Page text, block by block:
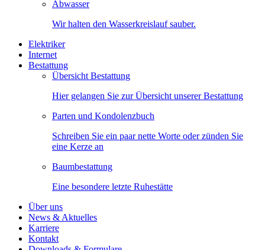
Abwasser
Wir halten den Wasserkreislauf sauber.
Elektriker
Internet
Bestattung
Übersicht Bestattung
Hier gelangen Sie zur Übersicht unserer Bestattung
Parten und Kondolenzbuch
Schreiben Sie ein paar nette Worte oder zünden Sie
eine Kerze an
Baumbestattung
Eine besondere letzte Ruhestätte
Über uns
News & Aktuelles
Karriere
Kontakt